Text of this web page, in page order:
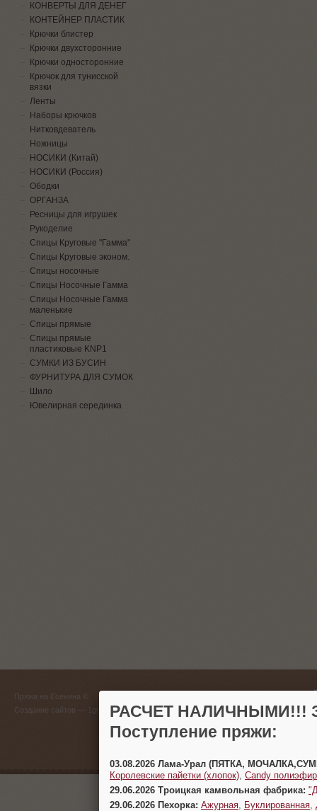
КОНВЕРТЫ ДЛЯ ДЕНЕГ
КОНТЕЙНЕР ПЛАСТИК
Крючки блистер
Крючки двухсторонние
Крючки односторонние
Крючок для тунисской
вязки
Ленты
Наборы крючков
Нитковдеватель
Ножницы
НОСИКИ (Китай)
НОСИКИ (Россия)
Ободки
ОРГАНЗА
Ресницы для игрушек
Рукоделие
Спицы Круговые "Гамма"
Спицы Круговые эконом.
Спицы носочные
Спицы Носочные Гамма
Спицы Носочные Гамма
маленькие
Спицы прямые
Спицы прямые
пластиковые KNP1
СУМКИ ИЗ БУСИН
ФУРНИТУРА ДЛЯ СУМОК
Шило
Ювелирная серединка
Пряжа на Есенина ©
Создание сайтов
(383)
г.
РАСЧЕТ НАЛИЧНЫМИ!!!
Поступление пряжи:
03.08.2026 Лама-Урал (ПЯТКА,
Королевские пайетки (хлопок) Candy
29.06.2026 Троицкая камвольная фабрика:
29.06.2026 Пехорка: Ажурная Буклированная